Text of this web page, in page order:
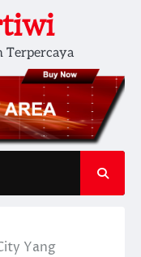
Terpercaya
Yang